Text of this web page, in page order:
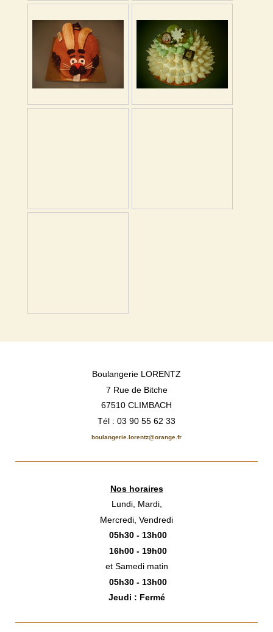
Boulangerie LORENTZ
7 Rue de Bitche
67510 CLIMBACH
Tél : 03 90 55 62 33
boulangerie.lorentz@orange.fr
Nos horaires
Lundi, Mardi,
Mercredi, Vendredi
05h30 - 13h00
16h00 - 19h00
et Samedi matin
05h30 - 13h00
Jeudi : Fermé